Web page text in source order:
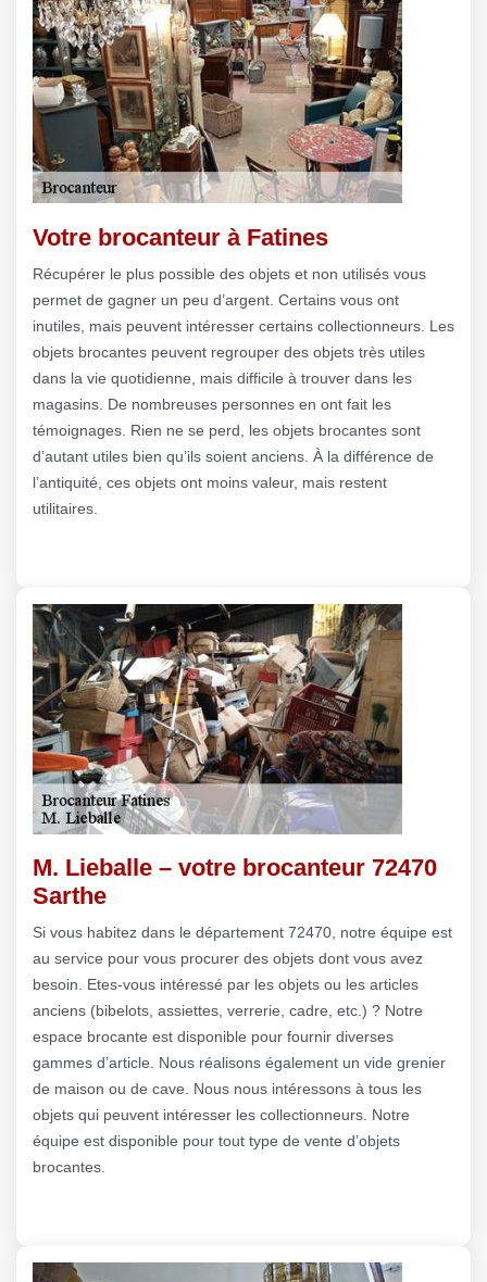
Votre brocanteur à Fatines
Récupérer le plus possible des objets et non utilisés vous
permet de gagner un peu d’argent. Certains vous ont
inutiles, mais peuvent intéresser certains collectionneurs. Les
objets brocantes peuvent regrouper des objets très utiles
dans la vie quotidienne, mais difficile à trouver dans les
magasins. De nombreuses personnes en ont fait les
témoignages. Rien ne se perd, les objets brocantes sont
d’autant utiles bien qu’ils soient anciens. À la différence de
l’antiquité, ces objets ont moins valeur, mais restent
utilitaires.
M. Lieballe – votre brocanteur 72470
Sarthe
Si vous habitez dans le département 72470, notre équipe est
au service pour vous procurer des objets dont vous avez
besoin. Etes-vous intéressé par les objets ou les articles
anciens (bibelots, assiettes, verrerie, cadre, etc.) ? Notre
espace brocante est disponible pour fournir diverses
gammes d’article. Nous réalisons également un vide grenier
de maison ou de cave. Nous nous intéressons à tous les
objets qui peuvent intéresser les collectionneurs. Notre
équipe est disponible pour tout type de vente d’objets
brocantes.